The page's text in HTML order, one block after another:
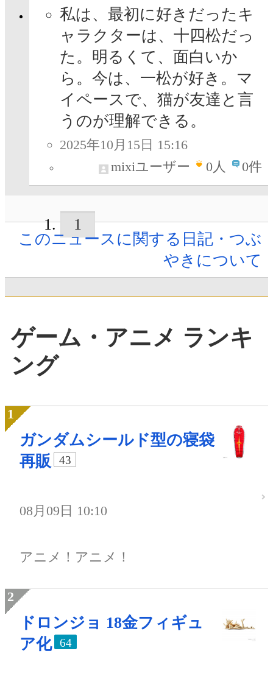
私は、最初に好きだったキ
ャラクターは、十四松だっ
た。明るくて、面白いか
ら。今は、一松が好き。マ
イペースで、猫が友達と言
うのが理解できる。
2025年10月15日 15:16
mixiユーザー
0人 0件
1
このニュースに関する日記・つぶ
やきについて
ゲーム・アニメ ランキ
ング
ガンダムシールド型の寝袋
再販
43
08月09日 10:10
アニメ！アニメ！
ドロンジョ 18金フィギュ
ア化
64